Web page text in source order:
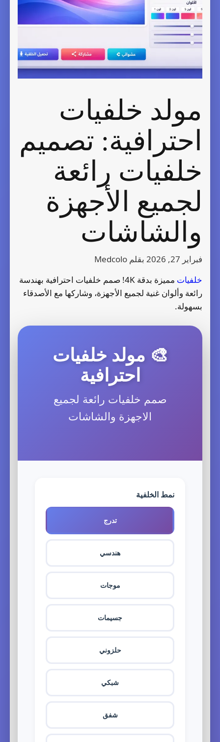
مولد خلفيات
احترافية: تصميم
خلفيات رائعة
لجميع الأجهزة
والشاشات
فبراير 27, 2026 بقلمMedcolo
خلفيات
مميزة بدقة 4K! صمم خلفيات احترافية بهندسة
رائعة وألوان غنية لجميع الأجهزة، وشاركها مع الأصدقاء
بسهولة.
🎨 مولد خلفيات
احترافية
صمم خلفيات رائعة لجميع
الاجهزة والشاشات
نمط الخلفية
هندسي
موجات
جسيمات
حلزوني
شبكي
شفق